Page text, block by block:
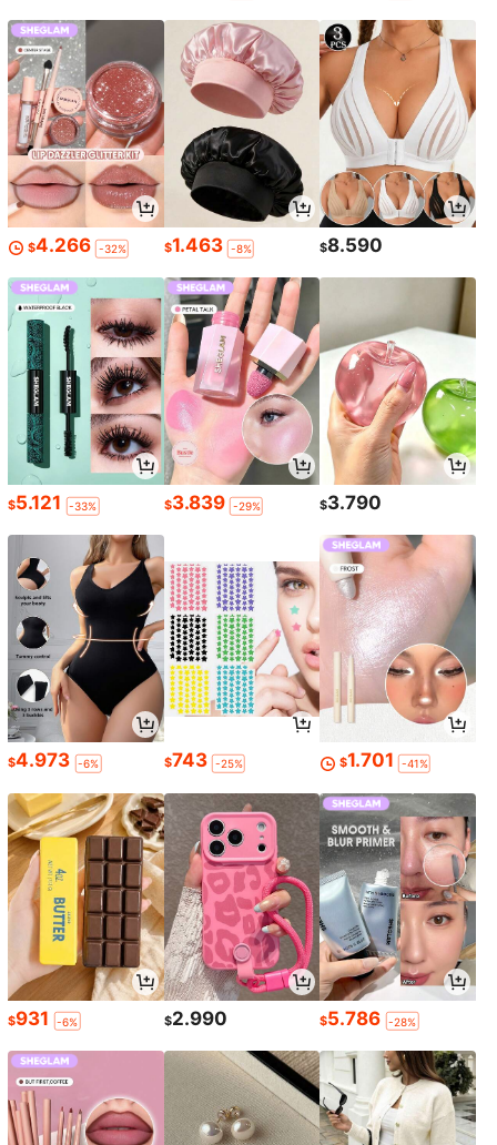
$4.266 -32% $1.463 -8% $8.590
$5.121 -33% $3.839 -29% $3.790
$4.973 -6% $743 -25% $1.701 -41%
$931 -6% $2.990 $5.786 -28%